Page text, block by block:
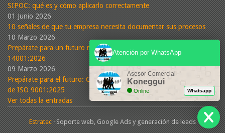
SIPOC: qué es y cómo aplicarlo correctamente
01 Junio 2026
10 señales de que tu empresa necesita documentar sus procesos
10 Marzo 2026
Prepárate para un futuro más sostenible: Conoce la nueva ISO
14001:2026
09 Marzo 2026
Prepárate para el futuro: Cambios propuestos en la nueva versión
de ISO 9001:2025
Ver todas la entradas
Estratec · Soporte web, Google Ads y generación de leads
Atención por WhatsApp
Asesor Comercial
Koneggui
Online Whatsapp